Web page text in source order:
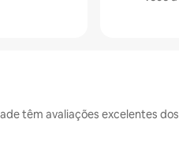
têm avaliações excelentes